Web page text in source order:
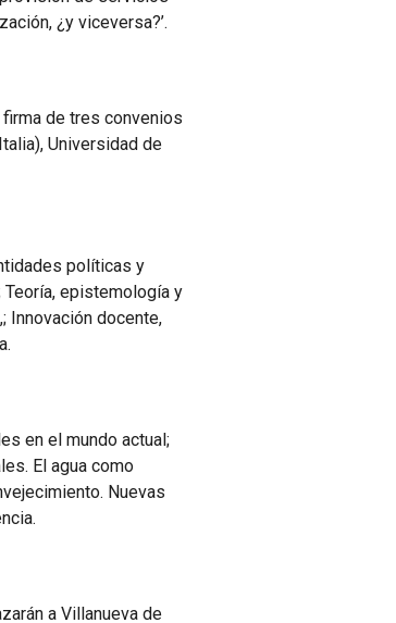
¿y viceversa?’.
de tres convenios
Universidad de
políticas y
epistemología y
Innovación docente,
en el mundo actual;
El agua como
Nuevas
a Villanueva de